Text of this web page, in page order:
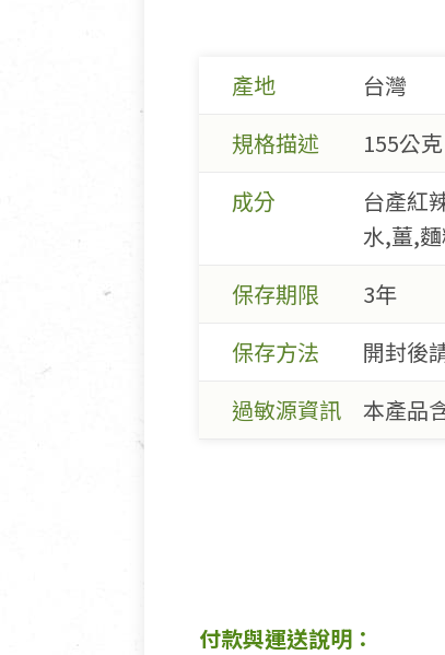
產地
台灣
規格描述
155公克
成分
台產紅
水,薑,
保存期限
3年
保存方法
開封後
過敏源資訊
本產品
付款與運送說明：